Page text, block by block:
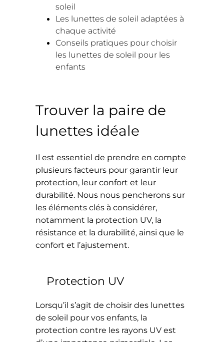
soleil
Les lunettes de soleil adaptées à
chaque activité
Conseils pratiques pour choisir
les lunettes de soleil pour les
enfants
Trouver la paire de
lunettes idéale
Il est essentiel de prendre en compte
plusieurs facteurs pour garantir leur
protection, leur confort et leur
durabilité. Nous nous pencherons sur
les éléments clés à considérer,
notamment la protection UV, la
résistance et la durabilité, ainsi que le
confort et l’ajustement.
Protection UV
Lorsqu’il s’agit de choisir des lunettes
de soleil pour vos enfants, la
protection contre les rayons UV est